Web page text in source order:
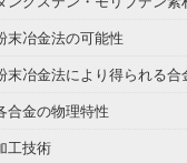
末冶金法の可能性
末冶金法により得られる合
合金の物理特性
工技術